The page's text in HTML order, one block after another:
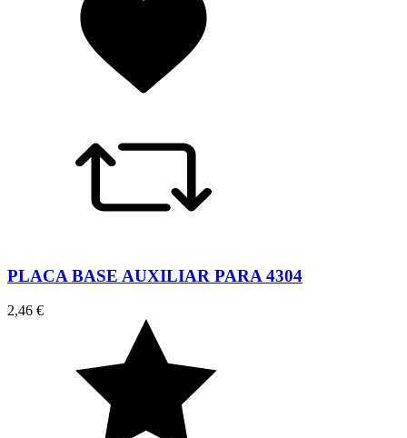
PLACA BASE AUXILIAR PARA 4304
2,46 €